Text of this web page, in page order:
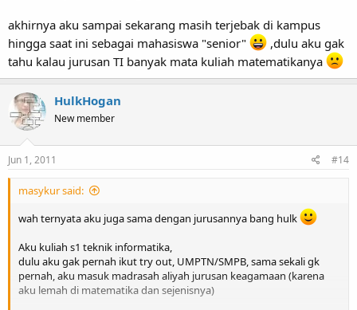
akhirnya aku sampai sekarang masih terjebak di kampus
hingga saat ini sebagai mahasiswa "senior"
,dulu aku gak
tahu kalau jurusan TI banyak mata kuliah matematikanya
HulkHogan
New member
Jun 1, 2011 #14
masykur said:
wah ternyata aku juga sama dengan jurusannya bang hulk
Aku kuliah s1 teknik informatika,
dulu aku gak pernah ikut try out, UMPTN/SMPB, sama sekali gk
pernah, aku masuk madrasah aliyah jurusan keagamaan (karena
aku lemah di matematika dan sejenisnya)